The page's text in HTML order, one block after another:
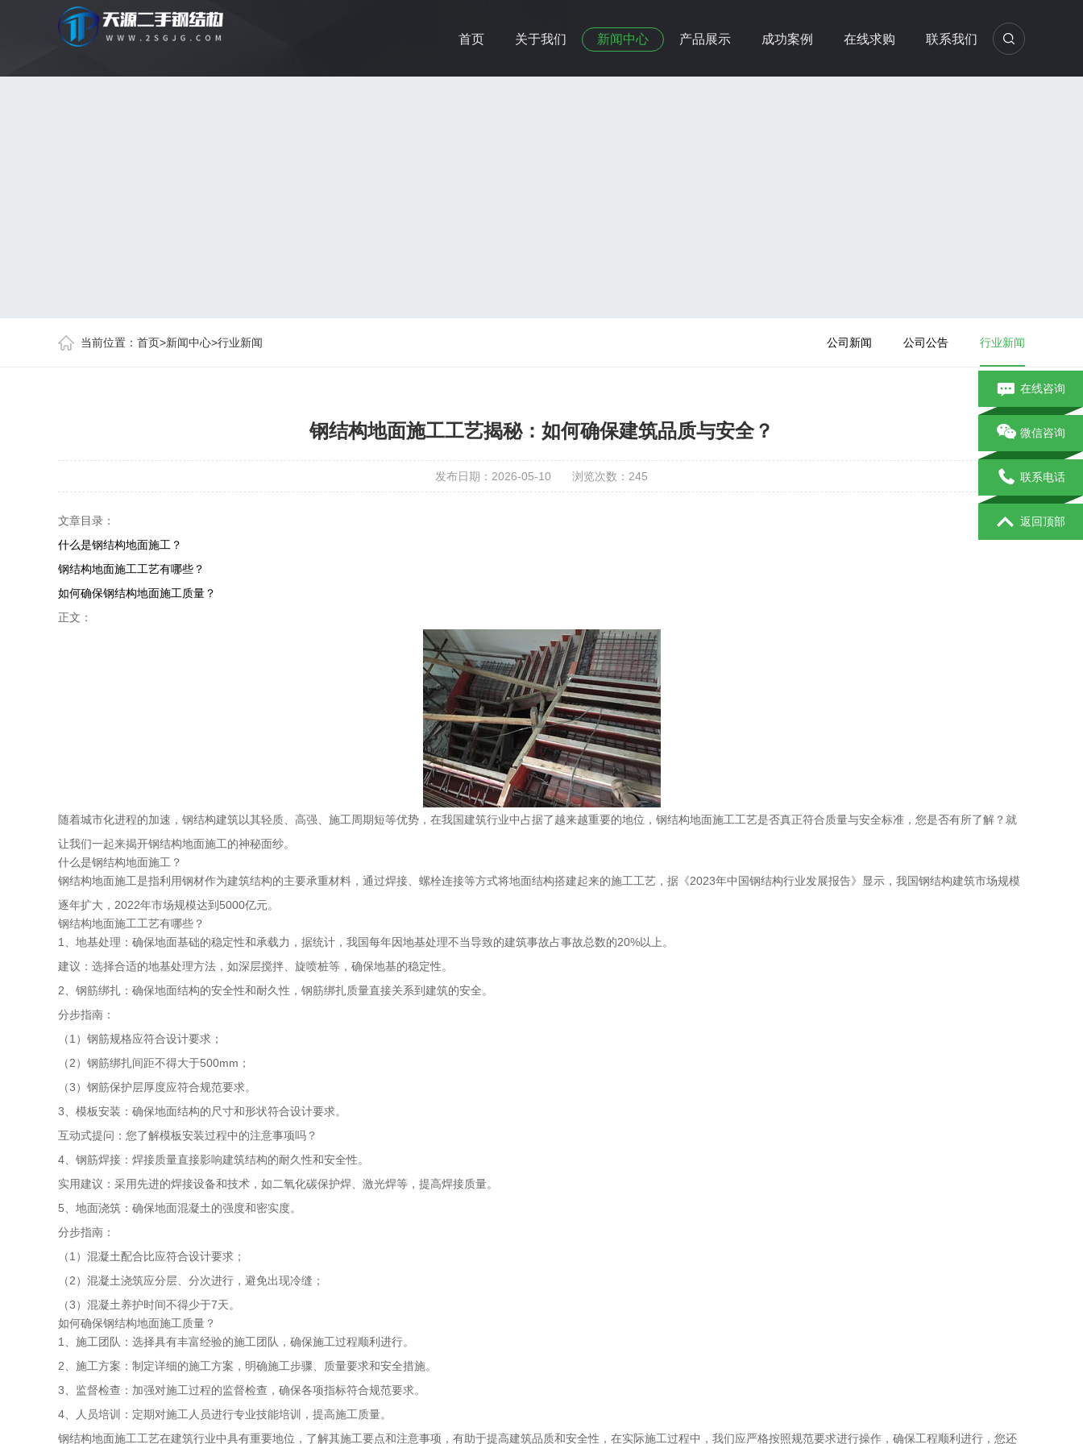
首页 关于我们 新闻中心 产品展示 成功案例 在线求购 联系我们
当前位置： 首页>新闻中心>行业新闻 公司新闻 公司公告 行业新闻
钢结构地面施工工艺揭秘：如何确保建筑品质与安全？
发布日期：2026-05-10 浏览次数： 245
文章目录：
什么是钢结构地面施工？
钢结构地面施工工艺有哪些？
如何确保钢结构地面施工质量？
正文：
随着城市化进程的加速，钢结构建筑以其轻质、高强、施工周期短等优势，在我国建筑行业中占据了越来越重要的地位，钢结构地面施工工艺是否真正符合质量与安全标准，您是否有所了解？就
让我们一起来揭开钢结构地面施工的神秘面纱。
什么是钢结构地面施工？
钢结构地面施工是指利用钢材作为建筑结构的主要承重材料，通过焊接、螺栓连接等方式将地面结构搭建起来的施工工艺，据《2023年中国钢结构行业发展报告》显示，我国钢结构建筑市场规模
逐年扩大，2022年市场规模达到5000亿元。
钢结构地面施工工艺有哪些？
1、地基处理：确保地面基础的稳定性和承载力，据统计，我国每年因地基处理不当导致的建筑事故占事故总数的20%以上。
建议：选择合适的地基处理方法，如深层搅拌、旋喷桩等，确保地基的稳定性。
2、钢筋绑扎：确保地面结构的安全性和耐久性，钢筋绑扎质量直接关系到建筑的安全。
分步指南：
（1）钢筋规格应符合设计要求；
（2）钢筋绑扎间距不得大于500mm；
（3）钢筋保护层厚度应符合规范要求。
3、模板安装：确保地面结构的尺寸和形状符合设计要求。
互动式提问：您了解模板安装过程中的注意事项吗？
4、钢筋焊接：焊接质量直接影响建筑结构的耐久性和安全性。
实用建议：采用先进的焊接设备和技术，如二氧化碳保护焊、激光焊等，提高焊接质量。
5、地面浇筑：确保地面混凝土的强度和密实度。
分步指南：
（1）混凝土配合比应符合设计要求；
（2）混凝土浇筑应分层、分次进行，避免出现冷缝；
（3）混凝土养护时间不得少于7天。
如何确保钢结构地面施工质量？
1、施工团队：选择具有丰富经验的施工团队，确保施工过程顺利进行。
2、施工方案：制定详细的施工方案，明确施工步骤、质量要求和安全措施。
3、监督检查：加强对施工过程的监督检查，确保各项指标符合规范要求。
4、人员培训：定期对施工人员进行专业技能培训，提高施工质量。
钢结构地面施工工艺在建筑行业中具有重要地位，了解其施工要点和注意事项，有助于提高建筑品质和安全性，在实际施工过程中，我们应严格按照规范要求进行操作，确保工程顺利进行，您还
在线咨询
微信咨询
联系电话
返回顶部